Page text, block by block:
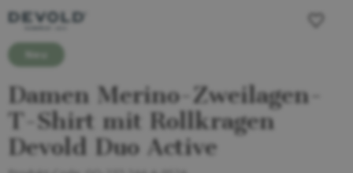
Neu
Damen Merino-Zweilagen-
T-Shirt mit Rollkragen
Devold Duo Active